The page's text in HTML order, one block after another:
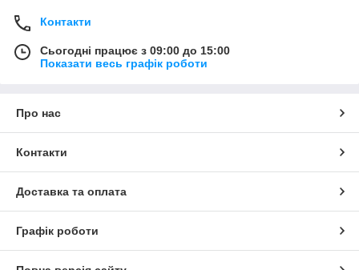
Контакти
Сьогодні працює з 09:00 до 15:00
Показати весь графік роботи
Про нас
Контакти
Доставка та оплата
Графік роботи